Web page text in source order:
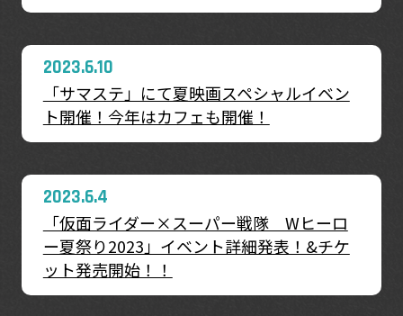
2023.6.10
「サマステ」にて夏映画スペシャルイベン
ト開催！今年はカフェも開催！
2023.6.4
「仮面ライダー×スーパー戦隊 Wヒーロ
ー夏祭り2023」イベント詳細発表！&チケ
ット発売開始！！